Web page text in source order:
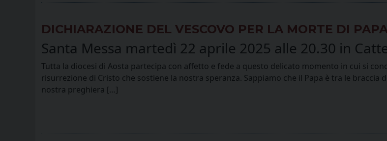
DICHIARAZIONE DEL VESCOVO PER LA MORTE DI
Santa Messa martedì 22 aprile 2025 alle 20.30 in
Tutta la diocesi di Aosta partecipa con affetto e fede a questo delicato momento in cui si
risurrezione di Cristo che sostiene la nostra speranza. Sappiamo che il Papa è tra le braccia
nostra preghiera […]